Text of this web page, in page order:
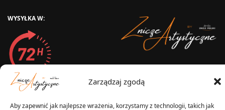
Zarządzaj zgodą
Aby zapewnić jak najlepsze wrażenia, korzystamy z technologii, takich jak
WYSYŁKA W:
2025 © Znicz Polski -
Wytwórnia Zniczy
Wszelkie prawa zastrzeżone